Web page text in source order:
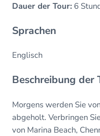
Dauer der Tour:6
Sprachen
Englisch
Beschreibung der
Morgens werden Sie
abgeholt. Verbringen
von Marina Beach,